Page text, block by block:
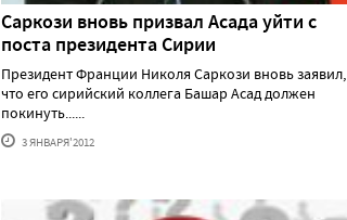
Саркози вновь призвал Асада уйти с
поста президента Сирии
Президент Франции Николя Саркози вновь заявил,
что его сирийский коллега Башар Асад должен
покинуть......
3 ЯНВАРЯ'2012